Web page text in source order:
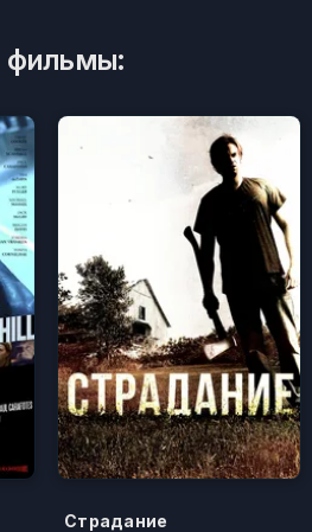
Страдание